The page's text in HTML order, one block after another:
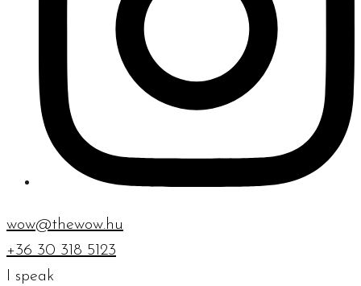
wow@thewow.hu
+36 30 318 5123
I speak